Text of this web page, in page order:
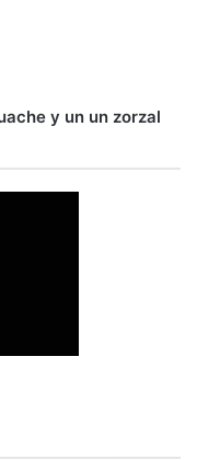
y un un zorzal